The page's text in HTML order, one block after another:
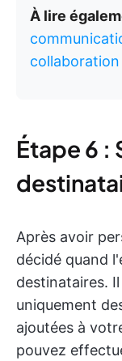
À lire
Étape 6 :
Après avoir
décidé quand
destinataires.
uniquement
ajoutées à
pouvez